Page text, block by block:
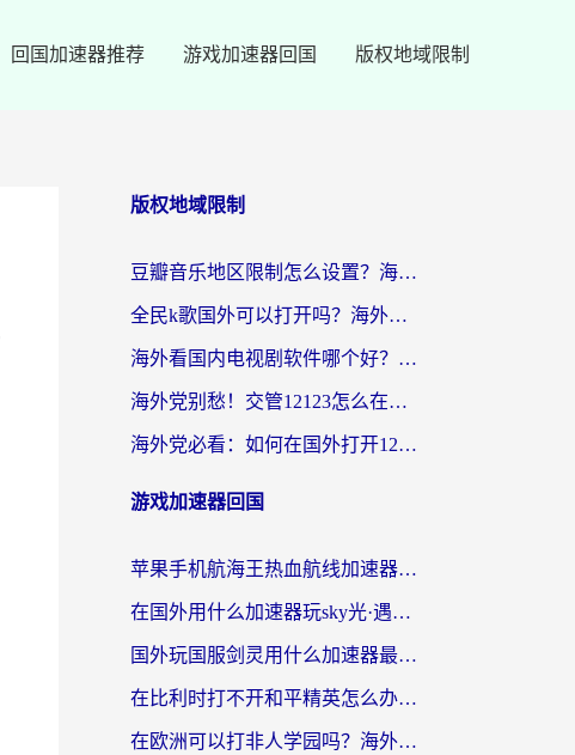
回国加速器推荐 游戏加速器回国 版权地域限制
版权地域限制
豆瓣音乐地区限制怎么设置？海外党亲测有效的回国加速方案来了
全民k歌国外可以打开吗？海外党听国内音乐听书的实用指南
海外看国内电视剧软件哪个好？留学生亲测有效的追剧加速方案
海外党别愁！交管12123怎么在国外用？一篇搞定回国资源访问难题
海外党必看：如何在国外打开12123，解决小程序登录难题
游戏加速器回国
苹果手机航海王热血航线加速器从哪开启？海外玩家国服畅玩全攻略
在国外用什么加速器玩sky光·遇？海外玩家国服畅玩终极指南（附魔兽世界狂暴传奇解决方案）
国外玩国服剑灵用什么加速器最好？2026海外玩家亲测指南（附魔兽世界怀旧服精灵之境加速技巧）
在比利时打不开和平精英怎么办？留学生亲测有效的国服游戏加速方案
在欧洲可以打非人学园吗？海外党国服游戏不卡顿的终极指南